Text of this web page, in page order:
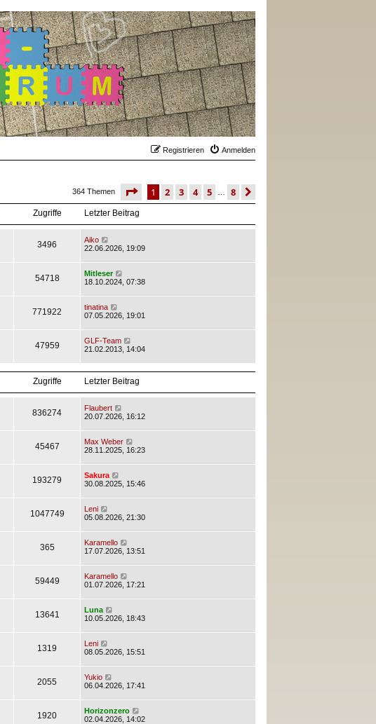
Anmelden
Registrieren
364 Themen seite 1 von 8
1 2 3 4 5 8
Zugriffe Letzter Beitrag
3496
Aiko
22.06.2026, 19:09
54718
Mitleser
18.10.2024, 07:38
771922
tinatina
07.05.2026, 19:01
47959
GLF-Team
21.02.2013, 14:04
Zugriffe Letzter Beitrag
836274
Flaubert
20.07.2026, 16:12
45467
Max Weber
28.11.2025, 16:23
193279
Sakura
30.08.2025, 15:46
1047749
Leni
05.08.2026, 21:30
365
Karamello
17.07.2026, 13:51
59449
Karamello
01.07.2026, 17:21
13641
Luna
10.05.2026, 18:43
1319
Leni
08.05.2026, 15:51
2055
Yukio
06.04.2026, 17:41
1920
Horizonzero
02.04.2026, 14:02